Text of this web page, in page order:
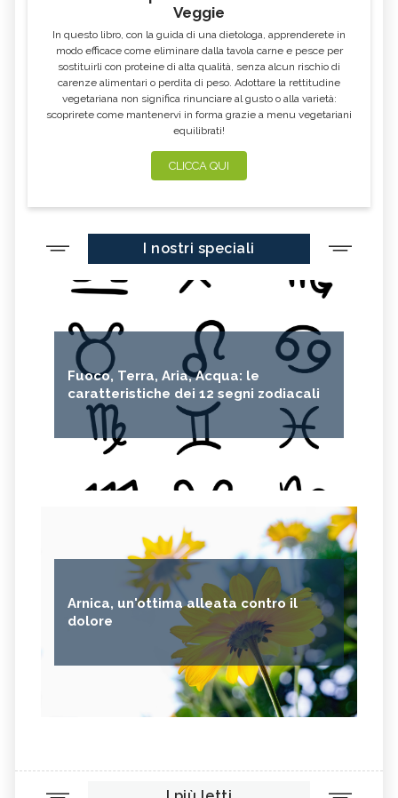
Veggie
In questo libro, con la guida di una dietologa, apprenderete in
modo efficace come eliminare dalla tavola carne e pesce per
sostituirli con proteine di alta qualità, senza alcun rischio di
carenze alimentari o perdita di peso. Adottare la rettitudine
vegetariana non significa rinunciare al gusto o alla varietà:
scoprirete come mantenervi in forma grazie a menu vegetariani
equilibrati!
CLICCA QUI
I nostri speciali
Fuoco, Terra, Aria, Acqua: le
caratteristiche dei 12 segni zodiacali
Arnica, un'ottima alleata contro il
dolore